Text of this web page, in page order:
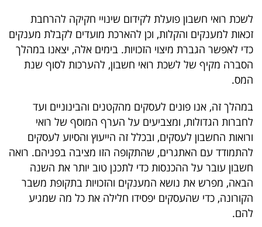
דרושים
מייל
אדום
פרסמו
באייס
לשכת רואי חשבון פועלת לקידום שינויי חקיקה להרחבת
זכאות למענקים והקלות, וכן להארכת מועדים לקבלת מענקים
כדי לאפשר הגברת מיצוי הזכויות. בימים אלה, יצאנו במהלך
הסברה מקיף של לשכת רואי חשבון, להערכות לסוף שנת
המס.
במהלך זה, אנו פונים לעסקים מהקטנים והבינוניים ועד
לחברות הגדולות, ומצביעים על הערף המוסף של רואי
ורואות החשבון לעסקים, ובכלל זה הייעוץ והסיוע לעסקים
להתמודד עם האתגרים, שהתקופה הזו מציבה בפניהם. רואה
חשבון עובר על ההכנסות כדי לתכנן טוב יותר את השנה
הבאה, מפרש את נושא המענקים והזכויות בתקופת משבר
הקורונה, כדי שהעסקים יפסידו חלילה את כל מה שמגיע
להם.